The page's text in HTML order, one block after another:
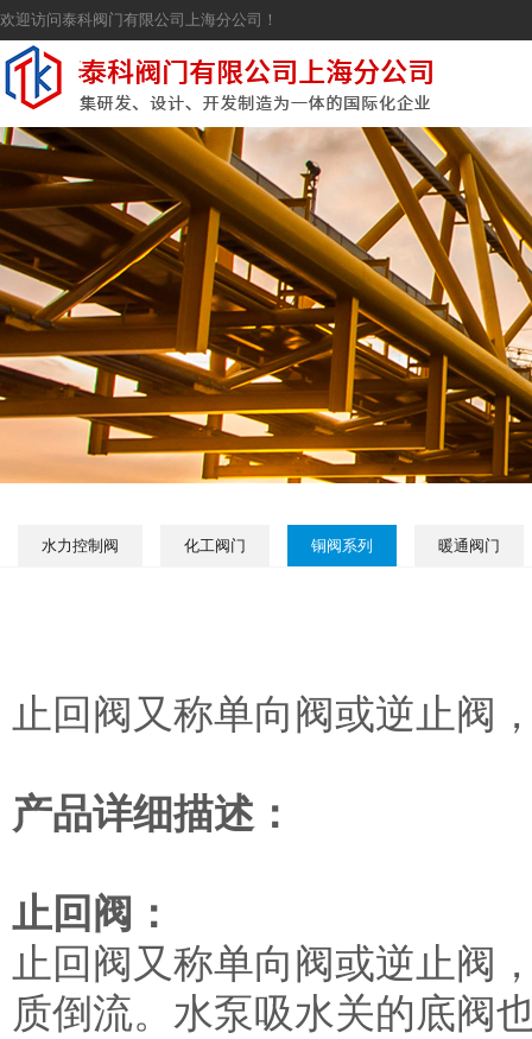
欢迎访问泰科阀门有限公司上海分公司！
水力控制阀 化工阀门 铜阀系列 暖通阀门
止回阀又称单向阀或逆止阀
产品详细描述：
止回阀：
止回阀又称单向阀或逆止阀
质倒流。水泵吸水关的底阀